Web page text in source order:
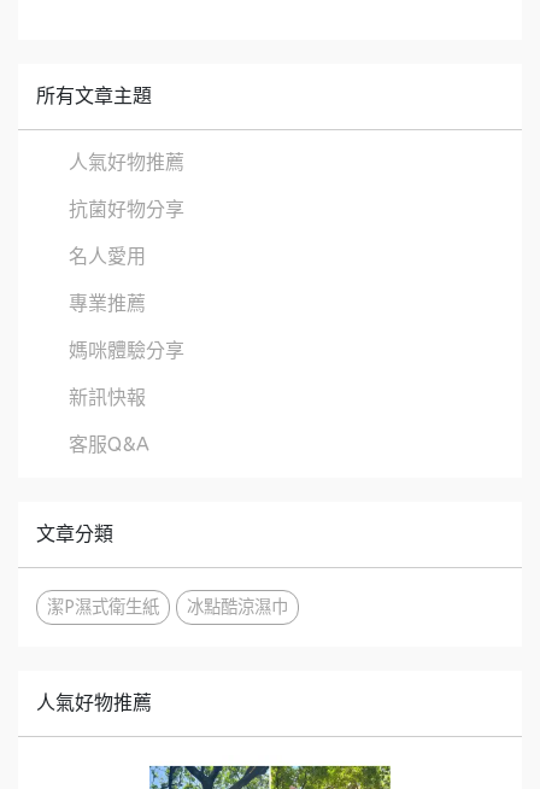
所有文章主題
人氣好物推薦
抗菌好物分享
名人愛用
專業推薦
媽咪體驗分享
新訊快報
客服Q&A
文章分類
潔P濕式衛生紙 冰點酷涼濕巾
人氣好物推薦